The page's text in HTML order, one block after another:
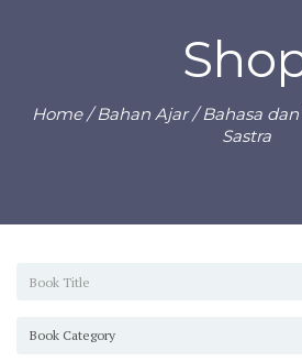
Home/Bahan Ajar/Bahasa dan
Sastra